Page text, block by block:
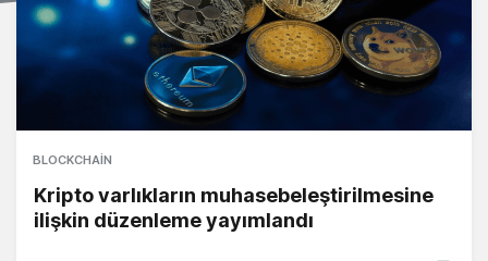
BLOCKCHAIN
Kripto varlıkların muhasebeleştirilmesine
ilişkin düzenleme yayımlandı